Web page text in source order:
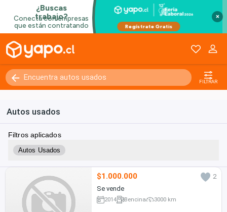
×
FILTRAR
Autos usados
Filtros aplicados
Autos Usados
$1.000.000
2
Se vende
2014 Bencina 3000 km